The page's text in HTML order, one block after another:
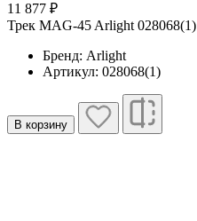
11 877 ₽
Трек MAG-45 Arlight 028068(1)
Бренд: Arlight
Артикул: 028068(1)
В корзину